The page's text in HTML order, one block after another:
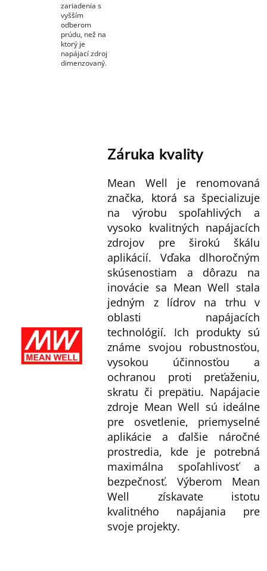
zariadenia s
vyšším
odberom
prúdu, než na
ktorý je
napájací zdroj
dimenzovaný.
Záruka kvality
Mean Well je renomovaná
značka, ktorá sa špecializuje
na výrobu spoľahlivých a
vysoko kvalitných napájacích
zdrojov pre širokú škálu
aplikácií. Vďaka dlhoročným
skúsenostiam a dôrazu na
inovácie sa Mean Well stala
jedným z lídrov na trhu v
oblasti napájacích
technológií. Ich produkty sú
známe svojou robustnosťou,
vysokou účinnosťou a
ochranou proti preťaženiu,
skratu či prepätiu. Napájacie
zdroje Mean Well sú ideálne
pre osvetlenie, priemyselné
aplikácie a ďalšie náročné
prostredia, kde je potrebná
maximálna spoľahlivosť a
bezpečnosť. Výberom Mean
Well získavate istotu
kvalitného napájania pre
svoje projekty.